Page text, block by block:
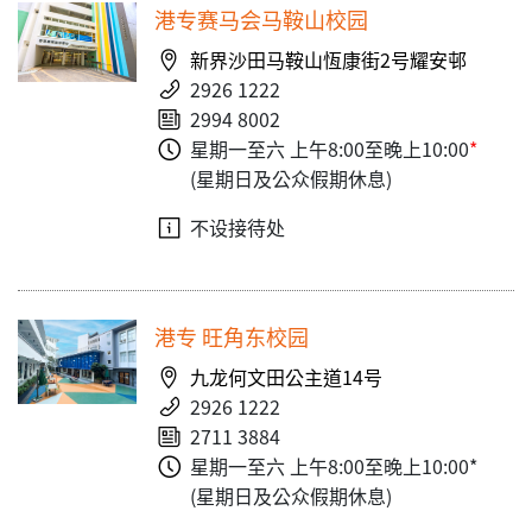
港专赛马会马鞍山校园
新界沙田马鞍山恆康街2号耀安邨
2926 1222
2994 8002
星期一至六 上午8:00至晚上10:00*
(星期日及公众假期休息)
不设接待处
港专 旺角东校园
九龙何文田公主道14号
2926 1222
2711 3884
星期一至六 上午8:00至晚上10:00*
(星期日及公众假期休息)